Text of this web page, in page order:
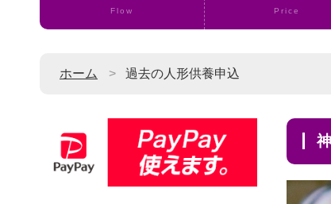
Flow Price
ホーム 過去の人形供養申込